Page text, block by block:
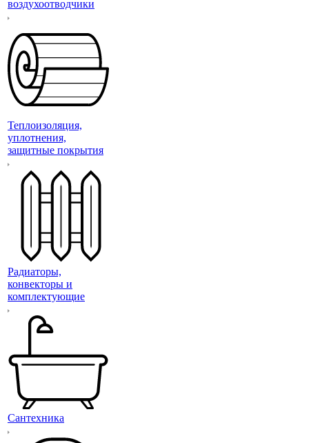
воздухоотводчики
Теплоизоляция,
уплотнения,
защитные покрытия
Радиаторы,
конвекторы и
комплектующие
Сантехника